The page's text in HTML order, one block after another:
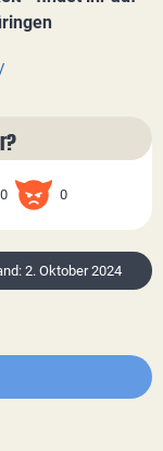
0 0
2. Oktober 2024